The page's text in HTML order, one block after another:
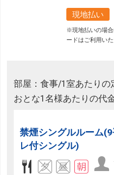
現地払い
※現地払いの場合
ードはご利用い
部屋：食事/1室あたりの
おとな1名様あたりの代
禁煙シングルルーム
レ付シングル)